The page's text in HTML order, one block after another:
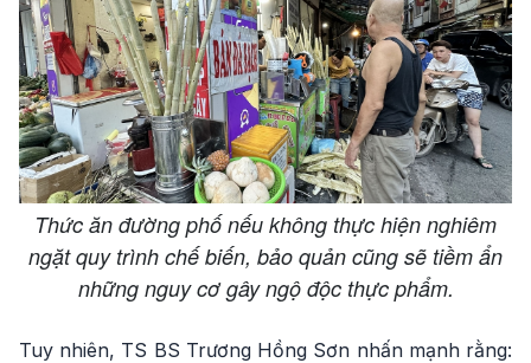
Thức ăn đường phố nếu không thực hiện nghiêm
ngặt quy trình chế biến, bảo quản cũng sẽ tiềm ẩn
những nguy cơ gây ngộ độc thực phẩm.
Tuy nhiên, TS BS Trương Hồng Sơn nhấn mạnh rằng: